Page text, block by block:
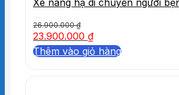
Xe nâng hạ di chuyển người
26.900.000₫
23.900.000 ₫
Thêm vào giỏ hàng